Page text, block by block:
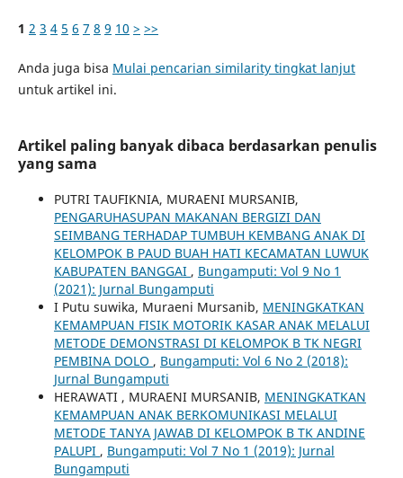
1 2 3 4 5 6 7 8 9 10 > >>
Anda juga bisa Mulai pencarian similarity tingkat lanjut
untuk artikel ini.
Artikel paling banyak dibaca berdasarkan penulis
yang sama
PUTRI TAUFIKNIA, MURAENI MURSANIB,
PENGARUHASUPAN MAKANAN BERGIZI DAN
SEIMBANG TERHADAP TUMBUH KEMBANG ANAK DI
KELOMPOK B PAUD BUAH HATI KECAMATAN LUWUK
KABUPATEN BANGGAI , Bungamputi: Vol 9 No 1
(2021): Jurnal Bungamputi
I Putu suwika, Muraeni Mursanib, MENINGKATKAN
KEMAMPUAN FISIK MOTORIK KASAR ANAK MELALUI
METODE DEMONSTRASI DI KELOMPOK B TK NEGRI
PEMBINA DOLO , Bungamputi: Vol 6 No 2 (2018):
Jurnal Bungamputi
HERAWATI , MURAENI MURSANIB, MENINGKATKAN
KEMAMPUAN ANAK BERKOMUNIKASI MELALUI
METODE TANYA JAWAB DI KELOMPOK B TK ANDINE
PALUPI , Bungamputi: Vol 7 No 1 (2019): Jurnal
Bungamputi